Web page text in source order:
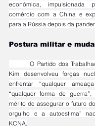
econômica, impulsionada
comércio com a China e
para a Rússia depois da
Postura militar e
	O Partido dos Trabalhadores declarou que
Kim desenvolveu forças
enfrentar “qualquer
“qualquer forma de
mérito de assegurar o futuro
orgulho e a autoestima”
KCNA.